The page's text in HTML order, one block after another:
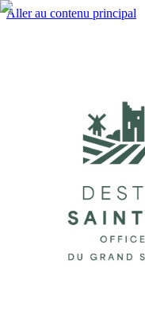
Aller au contenu principal